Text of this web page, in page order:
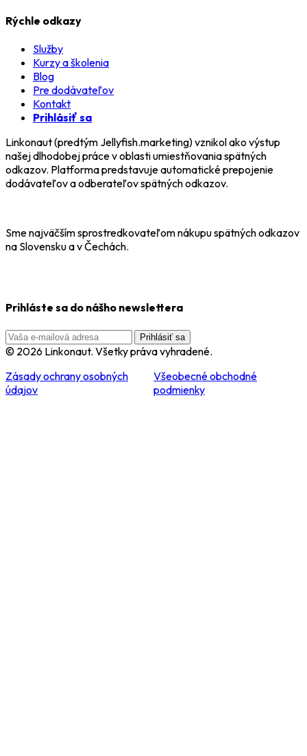
Rýchle odkazy
Služby
Kurzy a školenia
Blog
Pre dodávateľov
Kontakt
Prihlásiť sa
Linkonaut (predtým Jellyfish.marketing) vznikol ako výstup
našej dlhodobej práce v oblasti umiestňovania spätných
odkazov. Platforma predstavuje automatické prepojenie
dodávateľov a odberateľov spätných odkazov.
Sme najväčším sprostredkovateľom nákupu spätných odkazov
na Slovensku a v Čechách.
Prihláste sa do nášho newslettera
Prihlásiť sa
© 2026 Linkonaut. Všetky práva vyhradené.
Zásady ochrany osobných
údajov
Všeobecné obchodné
podmienky